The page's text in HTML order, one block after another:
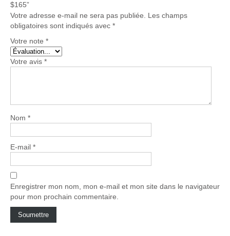
$165”
Votre adresse e-mail ne sera pas publiée.
Les champs
obligatoires sont indiqués avec *
Votre note *
Votre avis *
Nom *
E-mail *
Enregistrer mon nom, mon e-mail et mon site dans le navigateur
pour mon prochain commentaire.